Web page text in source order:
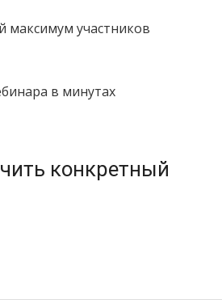
максимум участников
в минутах
конкретный